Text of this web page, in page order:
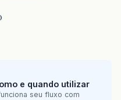
e quando utilizar
seu fluxo com